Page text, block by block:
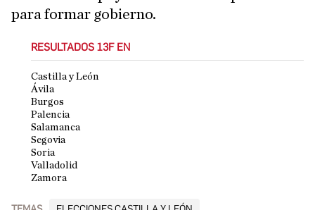
para formar gobierno.
RESULTADOS 13F EN
Castilla y León
Ávila
Burgos
Palencia
Salamanca
Segovia
Soria
Valladolid
Zamora